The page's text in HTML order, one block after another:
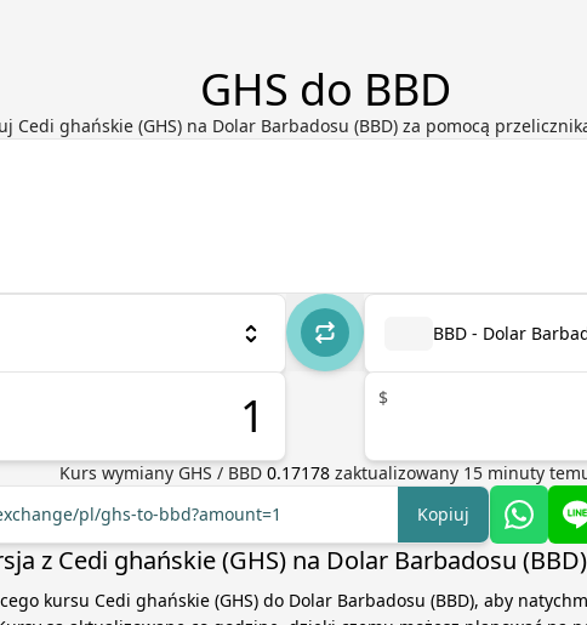
GHS do BBD
Cedi ghańskie (GHS) na Dolar Barbadosu (BBD) za pomocą
BBD - Dolar
$
Kurs wymiany GHS / BBD 0.17178 zaktualizowany 15minuty
pl/ghs-to-bbd?amount=1
Kopiuj
z Cedi ghańskie (GHS) na Dolar Barbadosu (BBD)
kursu Cedi ghańskie (GHS) do Dolar Barbadosu (BBD), aby